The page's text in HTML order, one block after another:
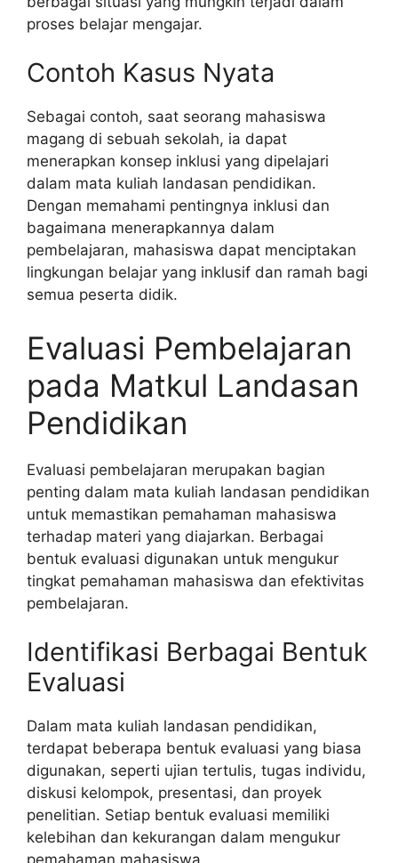
proses belajar mengajar.
Contoh Kasus Nyata
Sebagai contoh, saat seorang mahasiswa
magang di sebuah sekolah, ia dapat
menerapkan konsep inklusi yang dipelajari
dalam mata kuliah landasan pendidikan.
Dengan memahami pentingnya inklusi dan
bagaimana menerapkannya dalam
pembelajaran, mahasiswa dapat menciptakan
lingkungan belajar yang inklusif dan ramah bagi
semua peserta didik.
Evaluasi Pembelajaran
pada Matkul Landasan
Pendidikan
Evaluasi pembelajaran merupakan bagian
penting dalam mata kuliah landasan pendidikan
untuk memastikan pemahaman mahasiswa
terhadap materi yang diajarkan. Berbagai
bentuk evaluasi digunakan untuk mengukur
tingkat pemahaman mahasiswa dan efektivitas
pembelajaran.
Identifikasi Berbagai Bentuk
Evaluasi
Dalam mata kuliah landasan pendidikan,
terdapat beberapa bentuk evaluasi yang biasa
digunakan, seperti ujian tertulis, tugas individu,
diskusi kelompok, presentasi, dan proyek
penelitian. Setiap bentuk evaluasi memiliki
kelebihan dan kekurangan dalam mengukur